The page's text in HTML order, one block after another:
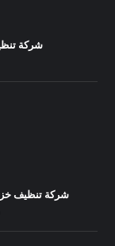
شركة تنظيف
شركة تنظيف خزانات راس